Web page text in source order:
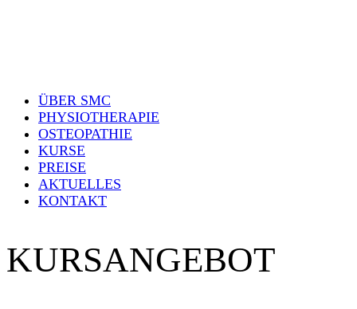
ÜBER SMC
PHYSIOTHERAPIE
OSTEOPATHIE
KURSE
PREISE
AKTUELLES
KONTAKT
KURSANGEBOT